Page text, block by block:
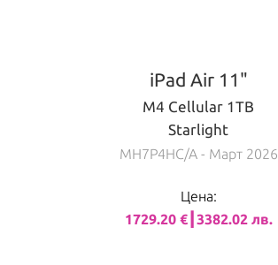
iPad Air 11"
M4 Cellular 1TB
Starlight
MH7P4HC/A - Март 2026
Цена:
1729.20 €┃3382.02 лв.